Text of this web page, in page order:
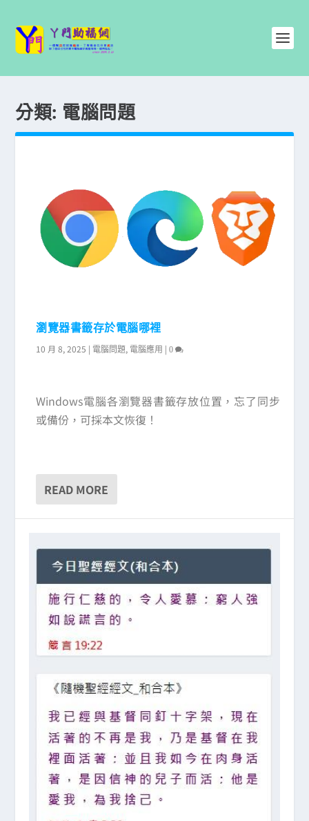
分類: 電腦問題
瀏覽器書籤存於電腦哪裡
10 月 8, 2025 | 電腦問題, 電腦應用 |0
Windows電腦各瀏覽器書籤存放位置，忘了同步
或備份，可採本文恢復！
READ MORE